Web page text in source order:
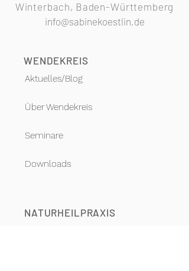
Winterbach, Baden-Württemberg
info@sabinekoestlin.de
WENDEKREIS
Aktuelles/Blog
Über Wendekreis
Seminare
Downloads
NATURHEILPRAXIS